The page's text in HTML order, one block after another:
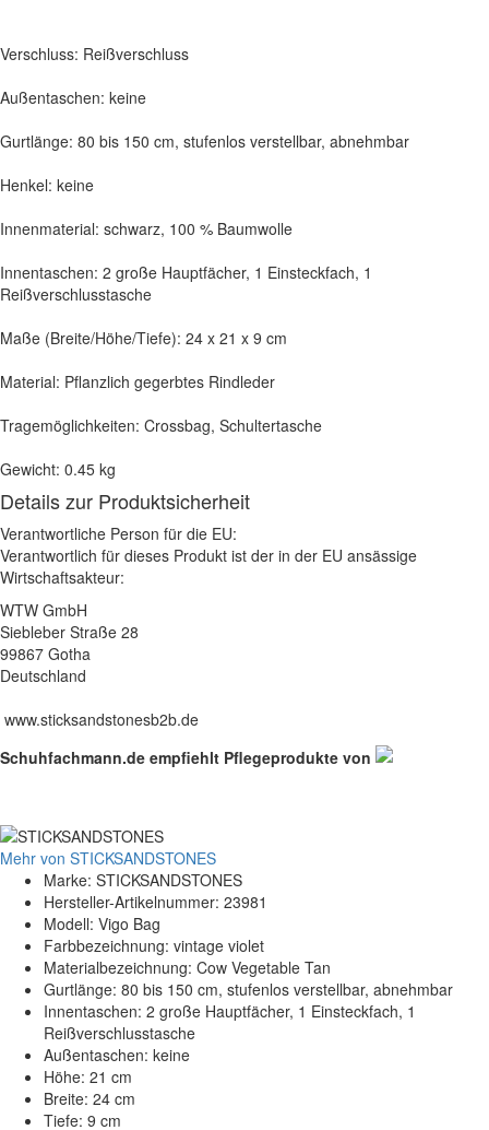
Verschluss: Reißverschluss
Außentaschen: keine
Gurtlänge: 80 bis 150 cm, stufenlos verstellbar, abnehmbar
Henkel: keine
Innenmaterial: schwarz, 100 % Baumwolle
Innentaschen: 2 große Hauptfächer, 1 Einsteckfach, 1
Reißverschlusstasche
Maße (Breite/Höhe/Tiefe): 24 x 21 x 9 cm
Material: Pflanzlich gegerbtes Rindleder
Tragemöglichkeiten: Crossbag, Schultertasche
Gewicht: 0.45 kg
Details zur Produktsicherheit
Verantwortliche Person für die EU:
Verantwortlich für dieses Produkt ist der in der EU ansässige
Wirtschaftsakteur:
WTW GmbH
Siebleber Straße 28
99867 Gotha
Deutschland
www.sticksandstonesb2b.de
Schuhfachmann.de empfiehlt Pflegeprodukte von
Mehr von STICKSANDSTONES
Marke: STICKSANDSTONES
Hersteller-Artikelnummer: 23981
Modell: Vigo Bag
Farbbezeichnung: vintage violet
Materialbezeichnung: Cow Vegetable Tan
Gurtlänge: 80 bis 150 cm, stufenlos verstellbar, abnehmbar
Innentaschen: 2 große Hauptfächer, 1 Einsteckfach, 1
Reißverschlusstasche
Außentaschen: keine
Höhe: 21 cm
Breite: 24 cm
Tiefe: 9 cm